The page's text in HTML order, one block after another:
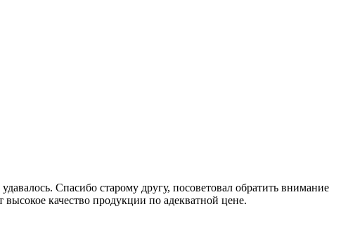
Спасибо старому другу, посоветовал обратить внимание
качество продукции по адекватной цене.